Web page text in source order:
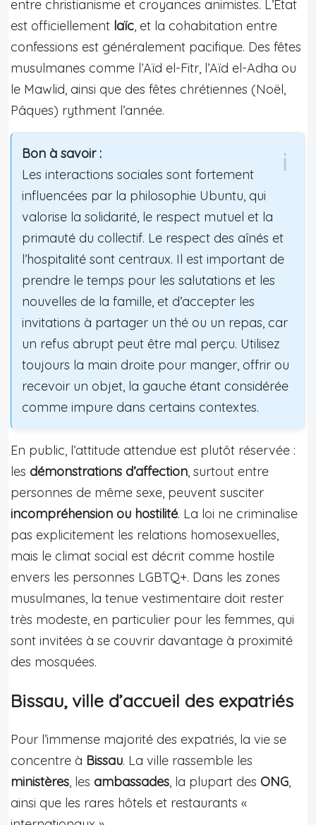
entre christianisme et croyances animistes. L’État
est officiellement laïc, et la cohabitation entre
confessions est généralement pacifique. Des fêtes
musulmanes comme l’Aïd el-Fitr, l’Aïd el-Adha ou
le Mawlid, ainsi que des fêtes chrétiennes (Noël,
Pâques) rythment l’année.
Bon à savoir :
Les interactions sociales sont fortement
influencées par la philosophie Ubuntu, qui
valorise la solidarité, le respect mutuel et la
primauté du collectif. Le respect des aînés et
l’hospitalité sont centraux. Il est important de
prendre le temps pour les salutations et les
nouvelles de la famille, et d’accepter les
invitations à partager un thé ou un repas, car
un refus abrupt peut être mal perçu. Utilisez
toujours la main droite pour manger, offrir ou
recevoir un objet, la gauche étant considérée
comme impure dans certains contextes.
En public, l’attitude attendue est plutôt réservée :
les démonstrations d’affection, surtout entre
personnes de même sexe, peuvent susciter
incompréhension ou hostilité. La loi ne criminalise
pas explicitement les relations homosexuelles,
mais le climat social est décrit comme hostile
envers les personnes LGBTQ+. Dans les zones
musulmanes, la tenue vestimentaire doit rester
très modeste, en particulier pour les femmes, qui
sont invitées à se couvrir davantage à proximité
des mosquées.
Bissau, ville d’accueil des expatriés
Pour l’immense majorité des expatriés, la vie se
concentre à Bissau. La ville rassemble les
ministères, les ambassades, la plupart des ONG,
ainsi que les rares hôtels et restaurants «